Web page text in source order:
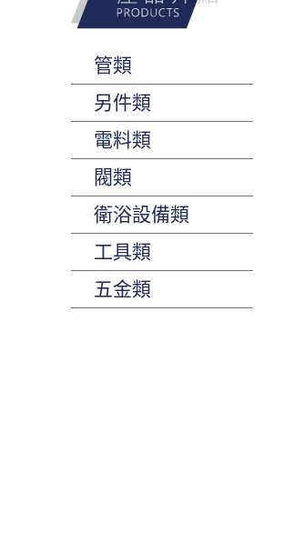
管類
另件類
電料類
閥類
衛浴設備類
工具類
五金類